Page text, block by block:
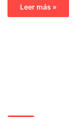
Leer más »